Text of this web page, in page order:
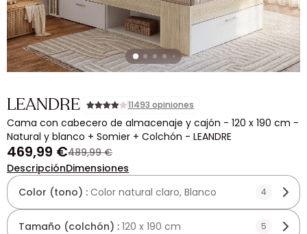
LEANDRE 11493 opiniones
Cama con cabecero de almacenaje y cajón - 120 x 190 cm -
Natural y blanco + Somier + Colchón - LEANDRE
469,99 €489,99 €
DescripciónDimensiones
Color (tono) : Color natural claro, Blanco 4
Tamaño (colchón) : 120 x 190 cm 5